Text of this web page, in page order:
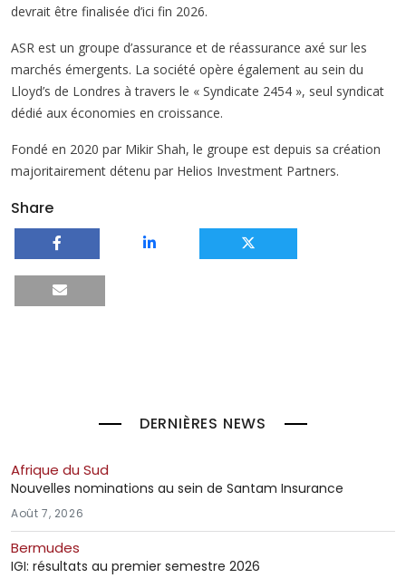
devrait être finalisée d’ici fin 2026.
ASR est un groupe d’assurance et de réassurance axé sur les
marchés émergents. La société opère également au sein du
Lloyd’s de Londres à travers le « Syndicate 2454 », seul syndicat
dédié aux économies en croissance.
Fondé en 2020 par Mikir Shah, le groupe est depuis sa création
majoritairement détenu par Helios Investment Partners.
Share
DERNIÈRES NEWS
Afrique du Sud
Nouvelles nominations au sein de Santam Insurance
Août 7, 2026
Bermudes
IGI: résultats au premier semestre 2026